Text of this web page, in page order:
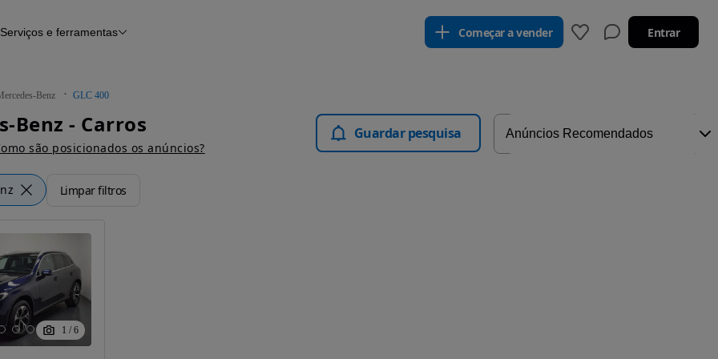
Histórico do veículo
Serviços e ferramentas Começar a vender Entrar
Benz GLC 400
Benz - Carros
são posicionados os anúncios?
Guardar pesquisa
Limpar filtros
1 / 6